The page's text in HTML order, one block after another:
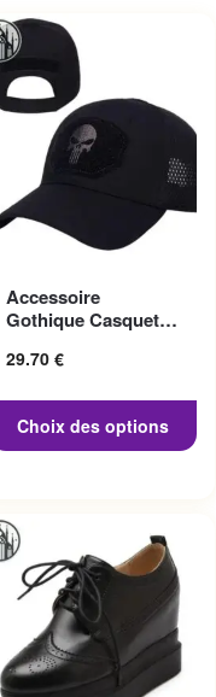
Accessoire
Gothique Casquette
29.70 €
Choix des options
variations. Les options
peuvent être choisies sur la
page du produit